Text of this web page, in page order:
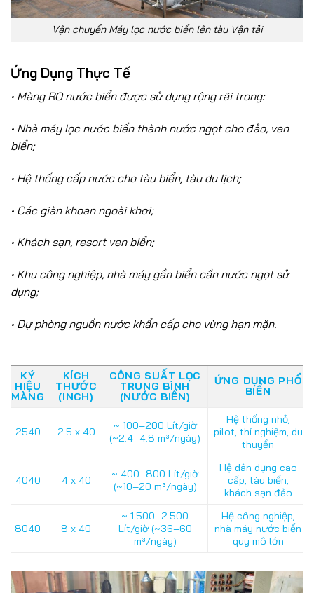
Vận chuyển Máy lọc nước biển lên tàu Vận tải
Ứng Dụng Thực Tế
• Màng RO nước biển được sử dụng rộng rãi trong:
• Nhà máy lọc nước biển thành nước ngọt cho đảo, ven
biển;
• Hệ thống cấp nước cho tàu biển, tàu du lịch;
• Các giàn khoan ngoài khơi;
• Khách sạn, resort ven biển;
• Khu công nghiệp, nhà máy gần biển cần nước ngọt sử
dụng;
• Dự phòng nguồn nước khẩn cấp cho vùng hạn mặn.
KÝ
HIỆU
MÀNG
KÍCH
THƯỚC
(INCH)
CÔNG SUẤT LỌC
TRUNG BÌNH
(NƯỚC BIỂN)
ỨNG DỤNG PHỔ
BIẾN
2540 2.5 x 40
~ 100–200 Lít/giờ
(~2.4–4.8 m³/ngày)
Hệ thống nhỏ,
pilot, thí nghiệm, du
thuyền
4040 4 x 40
~ 400–800 Lít/giờ
(~10–20 m³/ngày)
Hệ dân dụng cao
cấp, tàu biển,
khách sạn đảo
8040 8 x 40
~ 1.500–2.500
Lít/giờ (~36–60
m³/ngày)
Hệ công nghiệp,
nhà máy nước biển
quy mô lớn